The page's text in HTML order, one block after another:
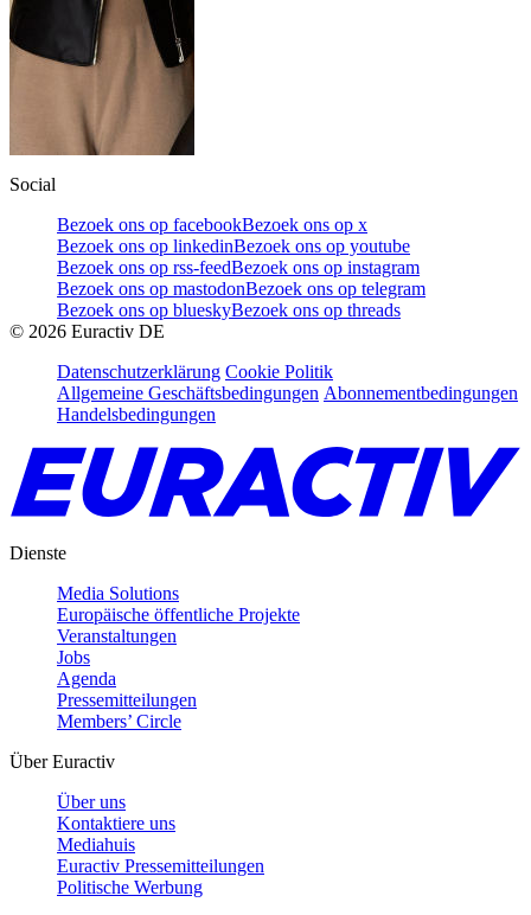
Social
Bezoek ons op facebookBezoek ons op x
Bezoek ons op linkedinBezoek ons op youtube
Bezoek ons op rss-feedBezoek ons op instagram
Bezoek ons op mastodonBezoek ons op telegram
Bezoek ons op blueskyBezoek ons op threads
© 2026 Euractiv DE
Datenschutzerklärung Cookie Politik
Allgemeine Geschäftsbedingungen Abonnementbedingungen
Handelsbedingungen
Dienste
Media Solutions
Europäische öffentliche Projekte
Veranstaltungen
Jobs
Agenda
Pressemitteilungen
Members’ Circle
Über Euractiv
Über uns
Kontaktiere uns
Mediahuis
Euractiv Pressemitteilungen
Politische Werbung